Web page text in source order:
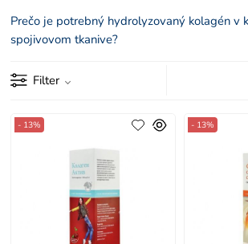
Prečo je potrebný hydrolyzovaný kolagén v
spojivovom tkanive?
Filter
- 13% - 13%